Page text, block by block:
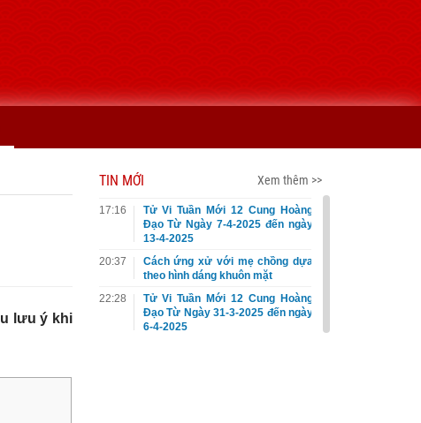
lưu ý khi
TIN MỚI Xem thêm >>
17:16
Tử Vi Tuần Mới 12 Cung Hoàng
Đạo Từ Ngày 7-4-2025 đến ngày
13-4-2025
20:37
Cách ứng xử với mẹ chồng dựa
theo hình dáng khuôn mặt
22:28
Tử Vi Tuần Mới 12 Cung Hoàng
Đạo Từ Ngày 31-3-2025 đến ngày
6-4-2025